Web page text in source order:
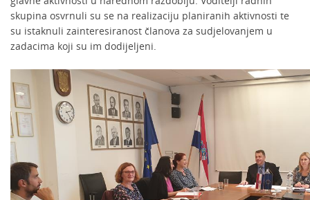
skupina osvrnuli su se na realizaciju planiranih aktivnosti te
su istaknuli zainteresiranost članova za sudjelovanjem u
zadacima koji su im dodijeljeni.